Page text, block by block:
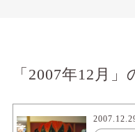
「2007年12月